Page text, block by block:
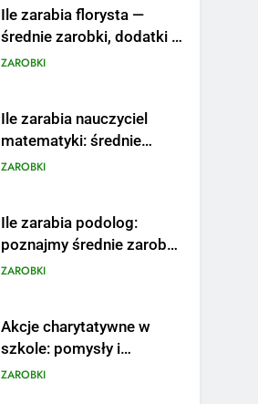
Ile zarabia florysta —
średnie zarobki, dodatki i
sposoby na podwyżkę
ZAROBKI
Ile zarabia nauczyciel
matematyki: średnie
zarobki, dodatki i
ZAROBKI
Ile zarabia podolog:
poznajmy średnie zarobki
na tym stanowisku
ZAROBKI
Akcje charytatywne w
szkole: pomysły i
przykłady, które
ZAROBKI